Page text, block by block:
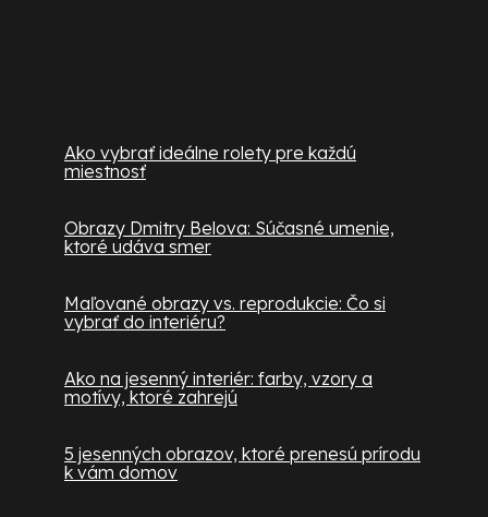
Ako vybrať ideálne rolety pre každú
miestnosť
Obrazy Dmitry Belova: Súčasné umenie,
ktoré udáva smer
Maľované obrazy vs. reprodukcie: Čo si
vybrať do interiéru?
Ako na jesenný interiér: farby, vzory a
motívy, ktoré zahrejú
5 jesenných obrazov, ktoré prenesú prírodu
k vám domov